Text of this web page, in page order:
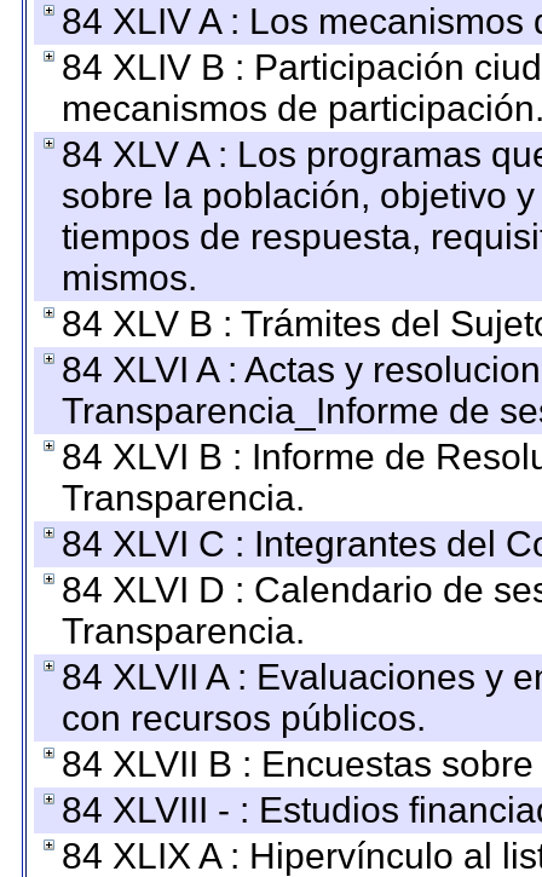
84 XLIV A : Los
84 XLIV B : Participación
mecanismos de
84 XLV A : Los programas
sobre la población, objetivo
tiempos de respuesta,
mismos.
84 XLV B : Trámites del
84 XLVI A : Actas y
Transparencia_Informe de
84 XLVI B : Informe de
Transparencia.
84 XLVI C : Integrantes del
84 XLVI D : Calendario de
Transparencia.
84 XLVII A : Evaluaciones y
con recursos públicos.
84 XLVII B : Encuestas
84 XLVIII - : Estudios
84 XLIX A : Hipervínculo al